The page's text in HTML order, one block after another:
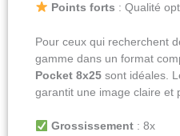
Points forts : Qualité
Pour ceux qui recherchent
gamme dans un format
Pocket 8x25 sont idéales.
garantit une image claire et
Grossissement: 8x